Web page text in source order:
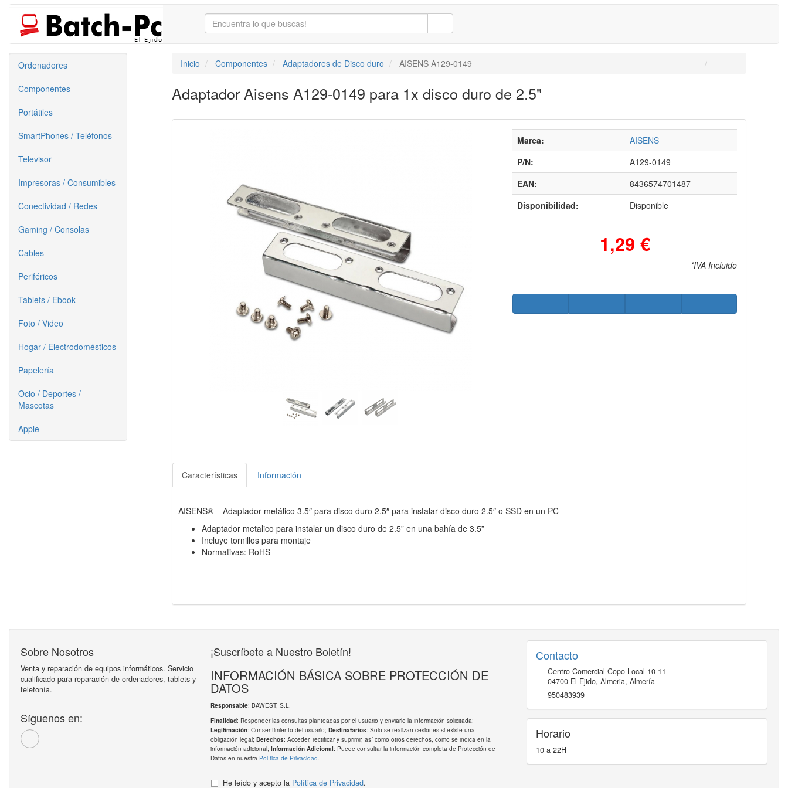
Ordenadores
Componentes
Portátiles
SmartPhones / Teléfonos
Televisor
Impresoras / Consumibles
Conectividad / Redes
Gaming / Consolas
Cables
Periféricos
Tablets / Ebook
Foto / Video
Hogar / Electrodomésticos
Papelería
Ocio / Deportes /
Mascotas
Apple
Inicio Componentes Adaptadores de Disco duro AISENS A129-0149
Adaptador Aisens A129-0149 para 1x disco duro de 2.5"
Marca:
AISENS
P/N:
A129-0149
EAN:
8436574701487
Disponibilidad:
Disponible
1,29 €
*IVA Incluido
Características Información
AISENS® – Adaptador metálico 3.5″ para disco duro 2.5″ para instalar disco duro 2.5″ o SSD en un PC
Adaptador metalico para instalar un disco duro de 2.5” en una bahía de 3.5”
Incluye tornillos para montaje
Normativas: RoHS
Sobre Nosotros
Venta y reparación de equipos informáticos. Servicio
cualificado para reparación de ordenadores, tablets y
telefonía.
Síguenos en:
¡Suscríbete a Nuestro Boletín!
INFORMACIÓN BÁSICA SOBRE PROTECCIÓN DE
DATOS
Responsable: BAWEST, S.L.
Finalidad: Responder las consultas planteadas por el usuario y enviarle la información solicitada;
Legitimación: Consentimiento del usuario; Destinatarios: Solo se realizan cesiones si existe una
obligación legal; Derechos: Acceder, rectificar y suprimir, así como otros derechos, como se indica en la
información adicional; Información Adicional: Puede consultar la información completa de Protección de
Datos en nuestra Política de Privacidad.
He leído y acepto la Política de Privacidad.
Contacto
Centro Comercial Copo Local 10-11
04700 El Ejido, Almeria, Almería
950483939
Horario
10 a 22H